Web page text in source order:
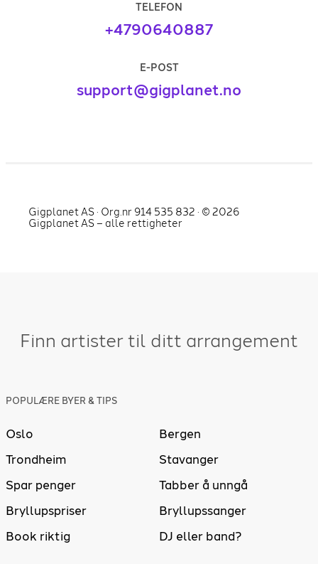
TELEFON
+4790640887
E-POST
support@gigplanet.no
Gigplanet AS · Org.nr 914 535 832 · © 2026
Gigplanet AS – alle rettigheter
Finn artister til ditt arrangement
POPULÆRE BYER & TIPS
Oslo
Bergen
Trondheim
Stavanger
Spar penger
Tabber å unngå
Bryllupspriser
Bryllupssanger
Book riktig
DJ eller band?